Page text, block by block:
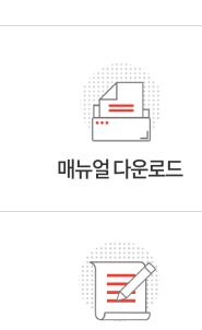
매뉴얼 다운로드